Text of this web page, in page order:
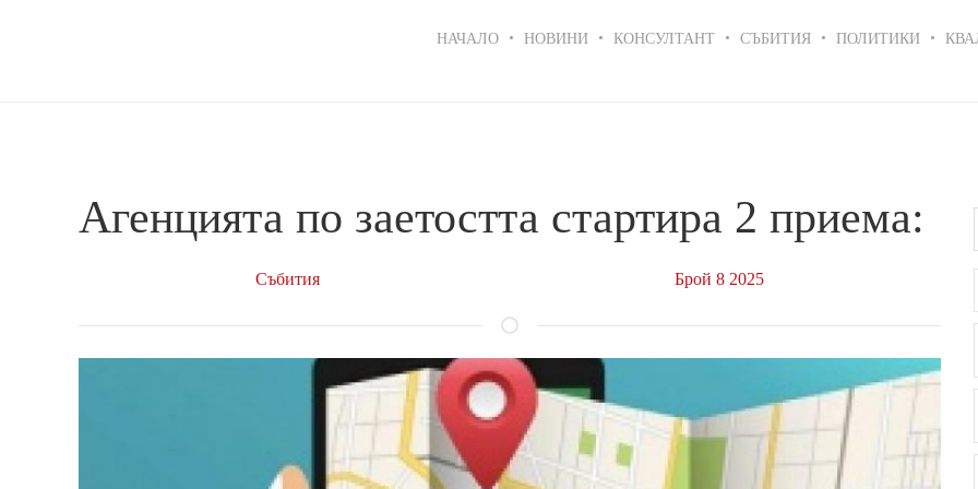
navigation
НАЧАЛО НОВИНИ КОНСУЛТАНТ СЪБИТИЯ ПОЛИТИКИ
Агенцията по заетостта стартира 2 приема:
Събития Брой 8 2025